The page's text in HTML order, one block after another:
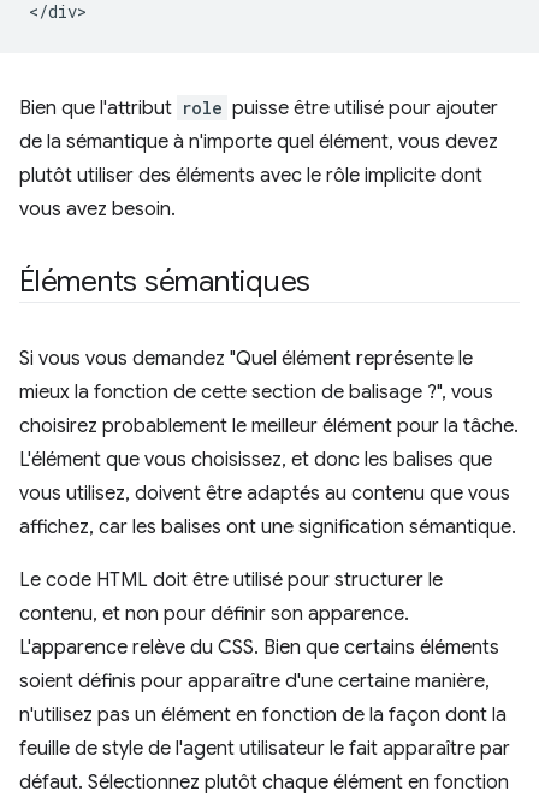
Bien que l'attribut role puisse être utilisé pour ajouter
de la sémantique à n'importe quel élément, vous devez
plutôt utiliser des éléments avec le rôle implicite dont
vous avez besoin.
Éléments sémantiques
Si vous vous demandez "Quel élément représente le
mieux la fonction de cette section de balisage ?", vous
choisirez probablement le meilleur élément pour la tâche.
L'élément que vous choisissez, et donc les balises que
vous utilisez, doivent être adaptés au contenu que vous
affichez, car les balises ont une signification sémantique.
Le code HTML doit être utilisé pour structurer le
contenu, et non pour définir son apparence.
L'apparence relève du CSS. Bien que certains éléments
soient définis pour apparaître d'une certaine manière,
n'utilisez pas un élément en fonction de la façon dont la
feuille de style de l'agent utilisateur le fait apparaître par
défaut. Sélectionnez plutôt chaque élément en fonction